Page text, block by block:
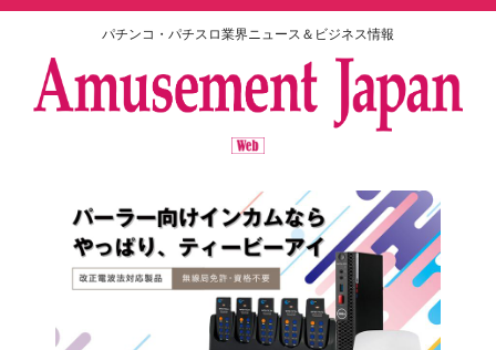
パチンコ・パチスロ業界ニュース＆ビジネス情報